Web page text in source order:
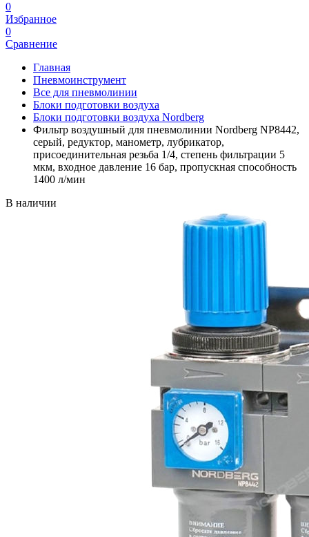
0
Избранное
0
Сравнение
Главная
Пневмоинструмент
Все для пневмолинии
Блоки подготовки воздуха
Блоки подготовки воздуха Nordberg
Фильтр воздушный для пневмолинии Nordberg NP8442,
серый, редуктор, манометр, лубрикатор,
присоединительная резьба 1/4, степень фильтрации 5
мкм, входное давление 16 бар, пропускная способность
1400 л/мин
В наличии